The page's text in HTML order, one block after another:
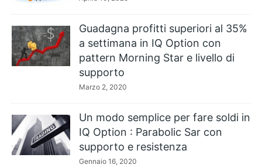
Guadagna profitti superiori al 35%
a settimana in IQ Option con
pattern Morning Star e livello di
supporto
Marzo 2, 2020
Un modo semplice per fare soldi in
IQ Option : Parabolic Sar con
supporto e resistenza
Gennaio 16, 2020